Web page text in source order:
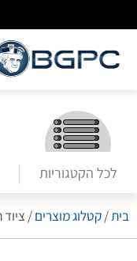
לכל הקטגוריות
בית/קטלוג מוצרים/ ציוד